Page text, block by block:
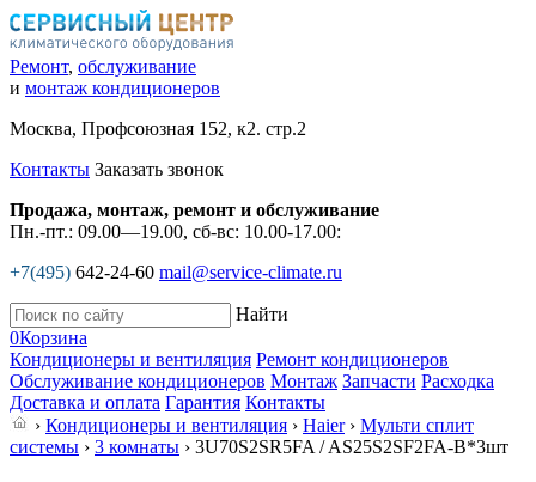
Ремонт, обслуживание
и монтаж кондиционеров
Москва, Профсоюзная 152, к2. стр.2
Контакты Заказать звонок
Продажа, монтаж, ремонт и обслуживание
Пн.-пт.: 09.00—19.00, сб-вс: 10.00-17.00:
+7(495) 642-24-60 mail@service-climate.ru
Найти
0Корзина
Кондиционеры и вентиляция Ремонт кондиционеров
Обслуживание кондиционеров Монтаж Запчасти Расходка
Доставка и оплата Гарантия Контакты
› Кондиционеры и вентиляция › Haier› Мульти сплит
системы › 3 комнаты › 3U70S2SR5FA / AS25S2SF2FA-B*3шт